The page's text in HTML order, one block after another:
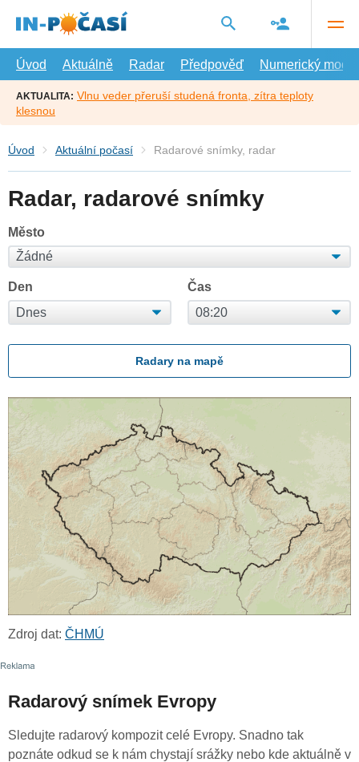
hlavní
Úvod
Aktuálně Radar Předpověď Numerický model
AKTUALITA: Vlnu veder přeruší studená fronta, zítra teploty
klesnou
Úvod Aktuální počasí Radarové snímky, radar
Radar, radarové snímky
Město
Den Čas
Radary na mapě
Zdroj dat: ČHMÚ
Radarový snímek Evropy
Sledujte radarový kompozit celé Evropy. Snadno tak
poznáte odkud se k nám chystají srážky nebo kde aktuálně v